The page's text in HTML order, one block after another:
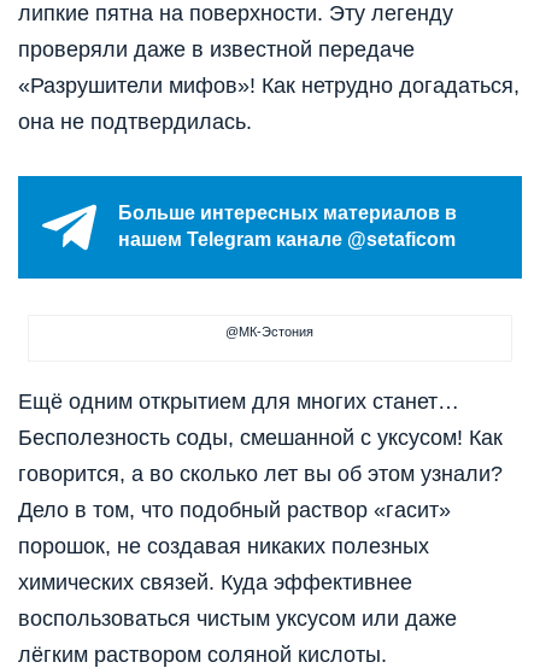
липкие пятна на поверхности. Эту легенду
проверяли даже в известной передаче
«Разрушители мифов»! Как нетрудно догадаться,
она не подтвердилась.
Больше интересных материалов в
нашем Telegram канале @setaficom
@МК-Эстония
Ещё одним открытием для многих станет…
Бесполезность соды, смешанной с уксусом! Как
говорится, а во сколько лет вы об этом узнали?
Дело в том, что подобный раствор «гасит»
порошок, не создавая никаких полезных
химических связей. Куда эффективнее
воспользоваться чистым уксусом или даже
лёгким раствором соляной кислоты.